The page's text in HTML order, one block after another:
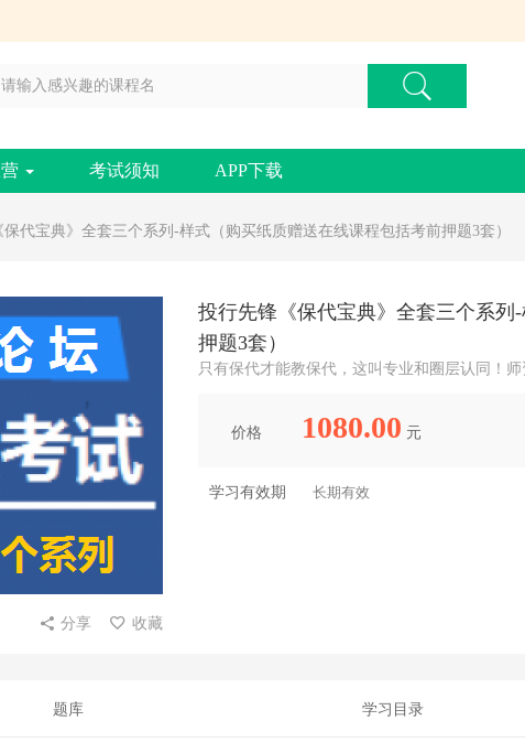
考试须知 APP下载
代宝典》全套三个系列-样式（购买纸质赠送在线课程包括考前押题3套）
分享 收藏
投行先锋《保代宝典》全套三个系
押题3套）
只有保代才能教保代，这叫专业和圈层认同！
价格 1080.00 元
学习有效期 长期有效
题库 学习目录